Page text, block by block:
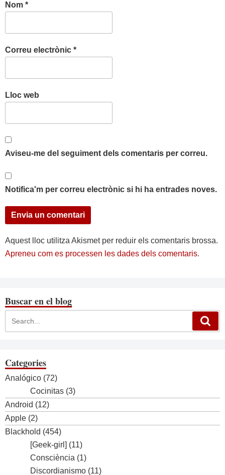
Nom *
Correu electrònic *
Lloc web
Aviseu-me del seguiment dels comentaris per correu.
Notifica'm per correu electrònic si hi ha entrades noves.
Aquest lloc utilitza Akismet per reduir els comentaris brossa.
Apreneu com es processen les dades dels comentaris.
Buscar en el blog
Categories
Analógico (72)
Cocinitas (3)
Android (12)
Apple (2)
Blackhold (454)
[Geek-girl] (11)
Consciència (1)
Discordianismo (11)